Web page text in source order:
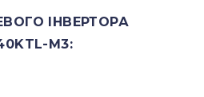
ІНВЕРТОРА
M3: